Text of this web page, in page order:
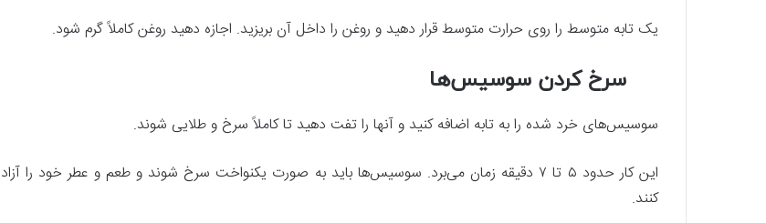
یک تابه متوسط را روی حرارت متوسط قرار دهید و روغن را داخل آن بریزید. اجازه دهید روغن کاملاً گرم شود.
سرخ کردن سوسیس‌ها
سوسیس‌های خرد شده را به تابه اضافه کنید و آنها را تفت دهید تا کاملاً سرخ و طلایی شوند.
این کار حدود ۵ تا ۷ دقیقه زمان می‌برد. سوسیس‌ها باید به صورت یکنواخت سرخ شوند و طعم و عطر خود را آزاد
کنند.